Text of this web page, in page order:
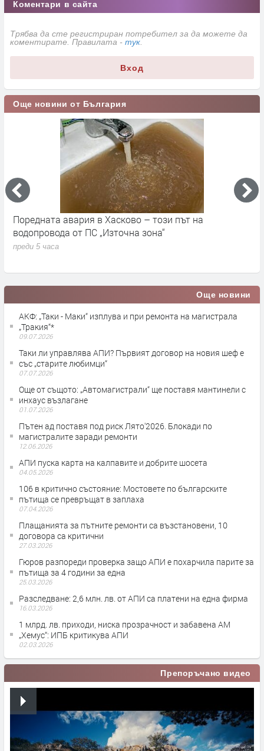
Коментари в сайта
Трябва да сте регистриран потребител за да можете да
коментирате. Правилата - тук
Вход
Още новини от България
Поредната авария в Хасково – този път на
водопровода от ПС „Източна зона“
преди 5 часа
Още новини
АКФ: „Таки - Маки“ изплува и при ремонта на магистрала
„Тракия“*
09.07.2026
Таки ли управлява АПИ? Първият договор на новия шеф е
със „старите любимци“
07.07.2026
Още от същото: „Автомагистрали“ ще поставя мантинели с
инхаус възлагане
01.07.2026
Пътен ад поставя под риск Лято'2026. Блокади по
магистралите заради ремонти
12.06.2026
АПИ пуска карта на калпавите и добрите шосета
04.05.2026
106 в критично състояние: Мостовете по българските
пътища се превръщат в заплаха
07.04.2026
Плащанията за пътните ремонти са възстановени, 10
договора са критични
27.03.2026
Гюров разпореди проверка защо АПИ е похарчила парите за
пътища за 4 години за една
25.03.2026
Разследване: 2,6 млн. лв. от АПИ са платени на една фирма
16.03.2026
1 млрд. лв. приходи, ниска прозрачност и забавена АМ
„Хемус“: ИПБ критикува АПИ
02.03.2026
Препоръчано видео